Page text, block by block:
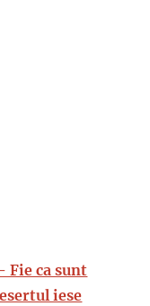
Fie ca sunt
iese